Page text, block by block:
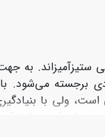
در این مواقع نیز
به
برجسته می‌شود.
ولی با
فردی،